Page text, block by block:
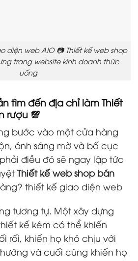
diện web AIO 📷 Thiết kế web shop
trang website kinh doanh thức
uống
tìm đến địa chỉ làm Thiết
rượu 💯
bước vào một cửa hàng
ánh sáng mờ và bố cục
điều đó sẽ ngay lập tức
Thiết kế web shop bán
thiết kế giao diện web
tương tự. Một xây dựng
kế kém có thể khiến
rối, khiến họ khó chịu với
và cuối cùng khiến họ